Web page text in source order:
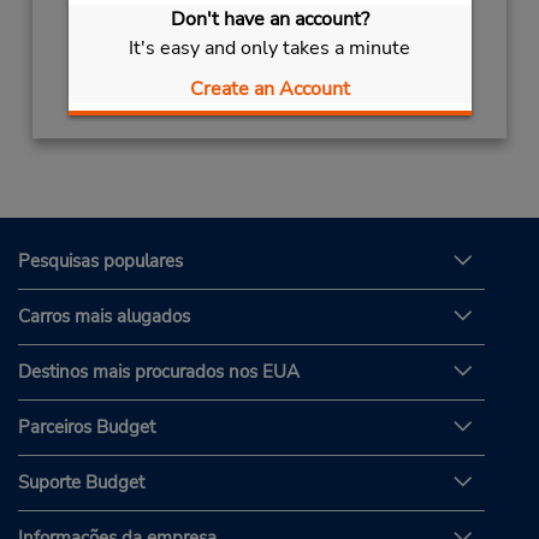
Don't have an account?
It's easy and only takes a minute
Create an Account
6:00 PM; Sat 8:00 AM - 12:30 PM
Obter instruções de caminho
Pesquisas populares
Carros mais alugados
Destinos mais procurados nos EUA
Parceiros Budget
Suporte Budget